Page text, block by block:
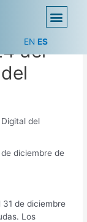
EN ES
del
del
diciembre de
31 de diciembre
Los